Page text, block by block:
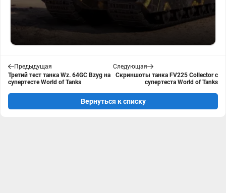
Предыдущая
Третий тест танка Wz. 64GC Bzyg на
супертесте World of Tanks
Следующая
Скриншоты танка FV225 Collector с
супертеста World of Tanks
Вернуться к списку